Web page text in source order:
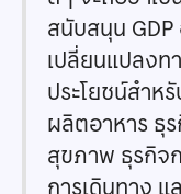
สนับสนุน
เปลี่ยนแปลงท
ประโยชน์สำห
ผลิตอาหาร ธุ
สุขภาพ ธุรกิจ
การเดินทาง แ